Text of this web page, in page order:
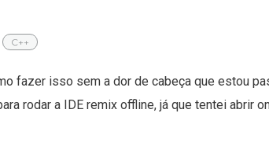
C++
fazer isso sem a dor de cabeça que estou
rodar a IDE remix offline, já que tentei abrir